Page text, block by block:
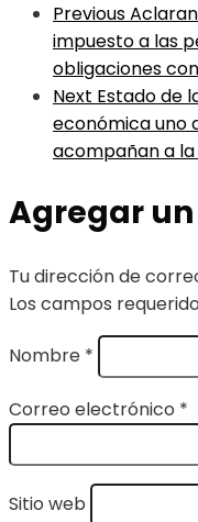
Previous
impuesto a las
obligaciones
Next Estado de
económica uno
acompañan a la
Agregar
Tu dirección de
Los campos
Nombre *
Correo electrónico *
Sitio web